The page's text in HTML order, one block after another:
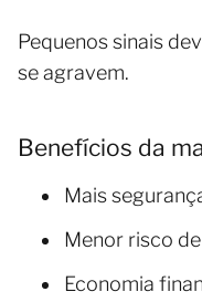
Pequenos sinais
se agravem.
Benefícios da
Mais
Menor risco
Economia